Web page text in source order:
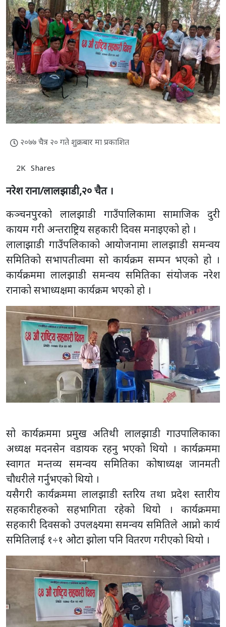
२०७७ चैत्र २० गते शुक्रबार मा प्रकाशित
2K Shares
नरेश राना/लालझाडी,२० चैत ।
कञ्चनपुरको लालझाडी गाउँपालिकामा सामाजिक दुरी
कायम गरी अन्तराष्ट्रिय सहकारी दिवस मनाइएको हो ।
लालाझाडी गाउँपलिकाको आयोजनामा लालझाडी समन्वय
समितिको सभापतीत्वमा सो कार्यक्रम सम्पन भएको हो ।
कार्यक्रममा लालझाडी समन्वय समितिका संयोजक नरेश
रानाको सभाध्यक्षमा कार्यक्रम भएको हो ।
सो कार्यक्रममा प्रमुख अतिथी लालझाडी गाउपालिकाका
अध्यक्ष मदनसेन वडायक रहनु भएको थियो । कार्यक्रममा
स्वागत मन्तव्य समन्वय समितिका कोषाध्यक्ष जानमती
चौधरीले गर्नुभएको थियो ।
यसैगरी कार्यक्रममा लालझाडी स्तरिय तथा प्रदेश स्तारीय
सहकारीहरुको सहभागिता रहेको थियो । कार्यक्रममा
सहकारी दिवसको उपलक्ष्यमा समन्वय समितिले आप्नो कार्य
समितिलाई १÷१ ओटा झोला पनि वितरण गरीएको थियो ।